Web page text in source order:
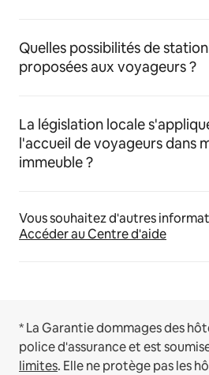
Quelles possibilités de
proposées aux voyageurs ?
La législation locale
l'accueil de voyageurs dans
immeuble ?
Vous souhaitez d'autres
Accéder au Centre d'aide
* La Garantie dommages des
police d'assurance et est
limites. Elle ne protège pas les